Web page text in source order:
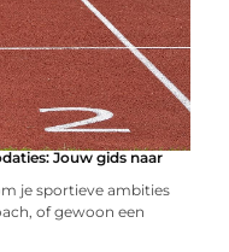
Jouw gids naar
je sportieve ambities
of gewoon een